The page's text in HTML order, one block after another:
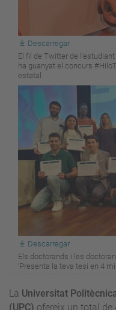
Descarregar
El fil de Twitter de
ha guanyat el concurs
estatal
Descarregar
Els doctorands i les
'Presenta la teva tesi en 4
La Universitat
(UPC) ofereix un total de